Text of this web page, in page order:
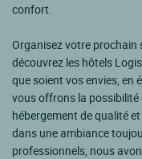
confort.
Organisez votre prochain
découvrez les hôtels
que soient vos envies, en
vous offrons la possibilité
hébergement de qualité
dans une ambiance
professionnels, nous